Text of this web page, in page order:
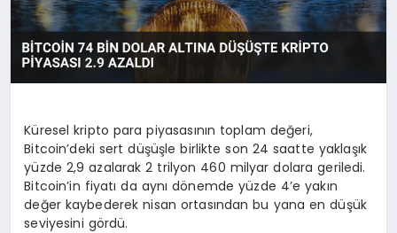
Küresel kripto para piyasasının toplam değeri,
Bitcoin’deki sert düşüşle birlikte son 24 saatte yaklaşık
yüzde 2,9 azalarak 2 trilyon 460 milyar dolara geriledi.
Bitcoin’in fiyatı da aynı dönemde yüzde 4’e yakın
değer kaybederek nisan ortasından bu yana en düşük
seviyesini gördü.